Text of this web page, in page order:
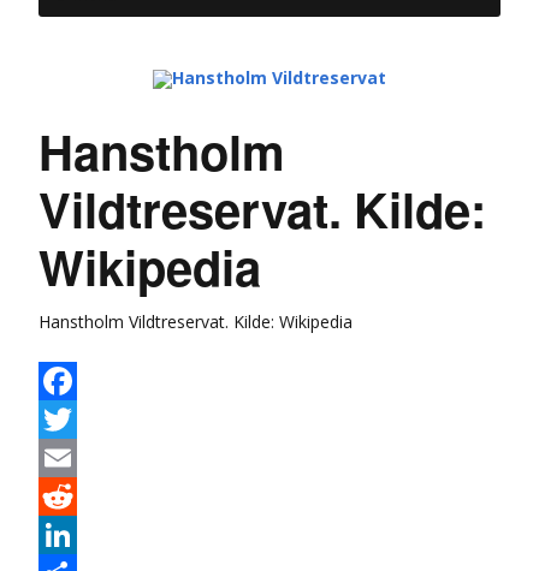
Hanstholm
Vildtreservat. Kilde:
Wikipedia
Hanstholm Vildtreservat. Kilde: Wikipedia
Facebook
Twitter
Email
Reddit